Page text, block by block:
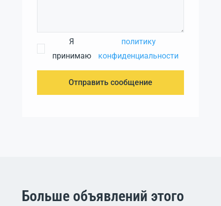
Я
принимаю
политику
конфиденциальности
Отправить сообщение
Больше объявлений этого